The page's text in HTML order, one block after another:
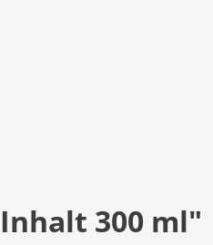
300 ml"